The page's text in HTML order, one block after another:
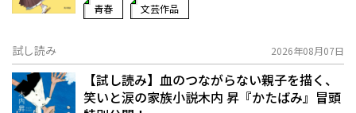
青春 文芸作品
試し読み 2026年08月07日
【試し読み】血のつながらない親子を描く、
笑いと涙の家族小説――木内 昇『かたばみ』冒頭